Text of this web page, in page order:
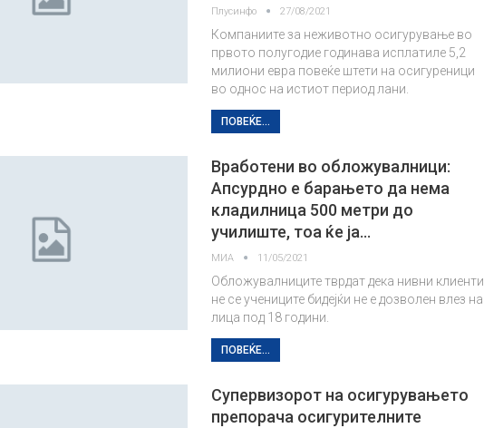
Плусинфо 27/08/2021
Компаниите за неживотно осигурување во
првото полугодие годинава исплатиле 5,2
милиони евра повеќе штети на осигуреници
во однос на истиот период лани.
ПОВЕЌЕ...
Вработени во обложувалници:
Апсурдно е барањето да нема
кладилница 500 метри до
училиште, тоа ќе ја…
МИА 11/05/2021
Обложувалниците тврдат дека нивни клиенти
не се учениците бидејќи не е дозволен влез на
лица под 18 години.
ПОВЕЌЕ...
Супервизорот на осигурувањето
препорача осигурителните